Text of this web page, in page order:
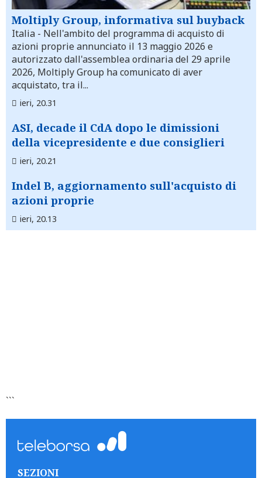
Moltiply Group, informativa sul buyback
Italia - Nell'ambito del programma di acquisto di
azioni proprie annunciato il 13 maggio 2026 e
autorizzato dall'assemblea ordinaria del 29 aprile
2026, Moltiply Group ha comunicato di aver
acquistato, tra il...
ieri, 20.31
ASI, decade il CdA dopo le dimissioni
della vicepresidente e due consiglieri
ieri, 20.21
Indel B, aggiornamento sull'acquisto di
azioni proprie
ieri, 20.13
```
SEZIONI